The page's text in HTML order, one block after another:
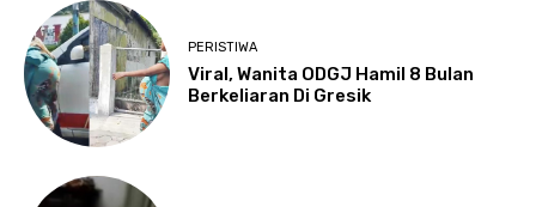
PERISTIWA
Viral, Wanita ODGJ Hamil 8 Bulan
Berkeliaran Di Gresik